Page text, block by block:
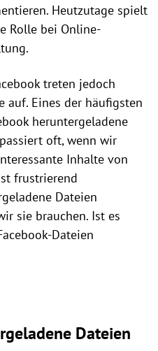
Heutzutage spielt
Rolle bei Online-
treten jedoch
auf. Eines der häufigsten
heruntergeladene
oft, wenn wir
Inhalte von
frustrierend
Dateien
sie brauchen. Ist es
Dateien
Dateien